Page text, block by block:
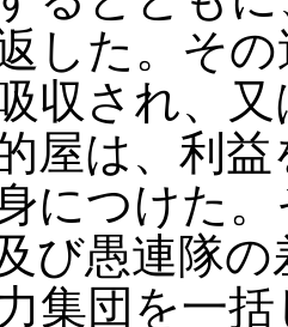
した。そ
収され、
屋は、利
につけた
び愚連隊
集団を一